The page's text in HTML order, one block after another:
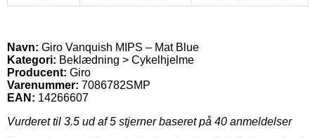
Navn: Giro Vanquish MIPS – Mat Blue
Kategori: Beklædning > Cykelhjelme
Producent: Giro
Varenummer: 7086782SMP
EAN: 14266607
Vurderet til 3.5 ud af 5 stjerner baseret på 40 anmeldelser